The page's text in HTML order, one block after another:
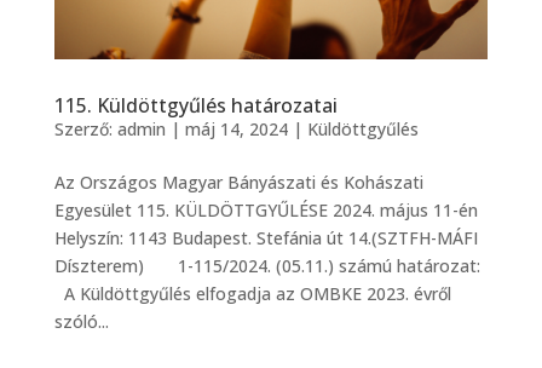
115. Küldöttgyűlés határozatai
Szerző: admin | máj 14, 2024| Küldöttgyűlés
Az Országos Magyar Bányászati és Kohászati
Egyesület 115. KÜLDÖTTGYŰLÉSE 2024. május 11-én
Helyszín: 1143 Budapest. Stefánia út 14.(SZTFH-MÁFI
Díszterem) 1-115/2024. (05.11.) számú határozat:
A Küldöttgyűlés elfogadja az OMBKE 2023. évről
szóló...